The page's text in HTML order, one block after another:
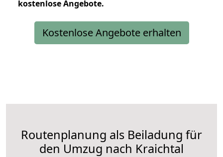
kostenloseAngebote.
Kostenlose Angebote erhalten
Routenplanung als Beiladung für
den Umzug nach Kraichtal